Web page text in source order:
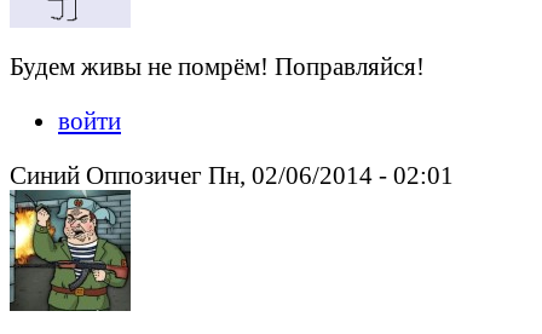
Будем живы не помрём! Поправляйся!
войти
Синий Оппозичег Пн, 02/06/2014 - 02:01